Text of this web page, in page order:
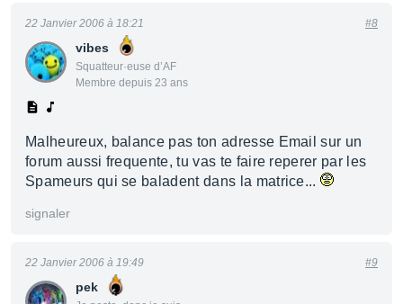
vibes
Squatteur·euse d’AF
Membre depuis 23 ans
22 Janvier 2006 à 18:21 #8
Malheureux, balance pas ton adresse Email sur un
forum aussi frequente, tu vas te faire reperer par les
Spameurs qui se baladent dans la matrice...
signaler
pek
22 Janvier 2006 à 19:49 #9